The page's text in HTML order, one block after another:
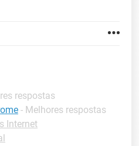
respostas
- Melhores respostas
Internet